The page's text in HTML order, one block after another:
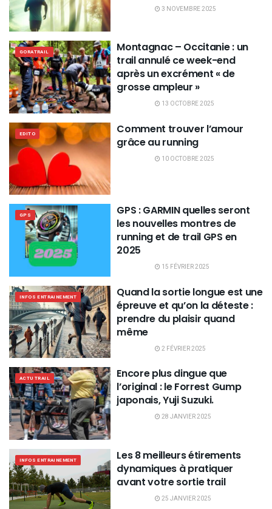
3 NOVEMBRE 2025
GORATRAIL
Montagnac – Occitanie : un
trail annulé ce week-end
après un excrément « de
grosse ampleur »
13 OCTOBRE 2025
EDITO
Comment trouver l’amour
grâce au running
10 OCTOBRE 2025
GPS
GPS : GARMIN quelles seront
les nouvelles montres de
running et de trail GPS en
2025
15 FÉVRIER 2025
INFOS ENTRAINEMENT
Quand la sortie longue est une
épreuve et qu’on la déteste :
prendre du plaisir quand
même
2 FÉVRIER 2025
ACTU TRAIL
Encore plus dingue que
l’original : le Forrest Gump
japonais, Yuji Suzuki.
28 JANVIER 2025
INFOS ENTRAINEMENT
Les 8 meilleurs étirements
dynamiques à pratiquer
avant votre sortie trail
25 JANVIER 2025